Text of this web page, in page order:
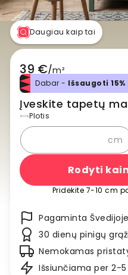
Daugiau kaip tai
39 €/m²
Dabar - Išsaugoti 15%
Įveskite tapetų
Plotis
cm
Rodyti
Pridėkite 7-10 cm
Pagaminta Švedijoje
30 dienų pinigų
Nemokamas
Išsiunčiama per 2-